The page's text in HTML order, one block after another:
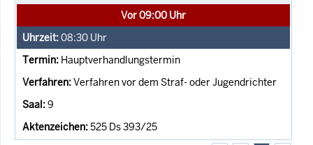
Vor 09:00 Uhr
08:30 Uhr
Hauptverhandlungstermin
Verfahren vor dem Straf- oder Jugendrichter
9
525 Ds 393/25